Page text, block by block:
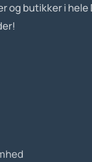
og butikker i hele